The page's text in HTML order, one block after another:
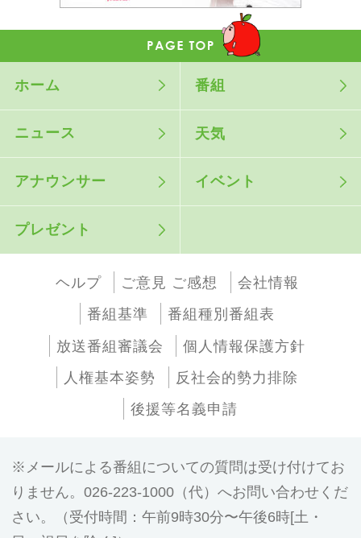
ホーム 番組
ニュース 天気
アナウンサー イベント
プレゼント
ヘルプ ご意見 ご感想
会社情報
番組基準
番組種別番組表
放送番組審議会
個人情報保護方針
人権基本姿勢
反社会的勢力排除
後援等名義申請
メールによる番組についての質問は受け付けてお
りません。026-223-1000（代）へお問い合わせくだ
さい。（受付時間：午前9時30分〜午後6時[土・